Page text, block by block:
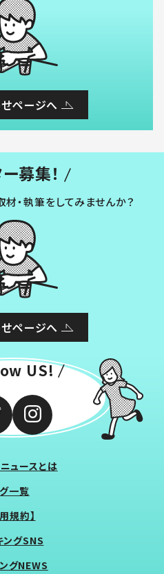
ページへ
募集！
・執筆をしてみませんか？
ページへ
US!
ュースとは
一覧
規約】
ングSNS
グNEWS